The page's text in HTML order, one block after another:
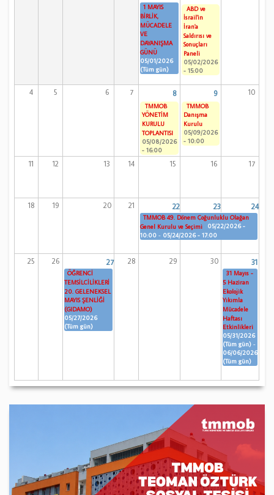
1 MAYIS
BİRLİK,
MÜCADELE
VE
DAYANIŞMA
GÜNÜ
05/01/2026
(Tüm gün)
ABD ve
İsrail'in
İran'a
Saldırısı ve
Sonuçları
Paneli
05/02/2026
- 15:00
4 5 6 7 8 9 10
TMMOB
YÖNETİM
KURULU
TOPLANTISI
05/08/2026
- 16:00
TMMOB
Danışma
Kurulu
05/09/2026
- 10:00
11 12 13 14 15 16 17
18 19 20 21 22 23 24
TMMOB 49. Dönem Çoğunluklu Olağan
Genel Kurulu ve Seçimi
05/22/2026 -
10:00 - 05/24/2026 - 17:00
25 26 27 28 29 30 31
ÖĞRENCİ
TEMSİLCİLİKLERİ
20. GELENEKSEL
MAYIS ŞENLİĞİ
(GIDAMO)
05/27/2026
(Tüm gün)
31 Mayıs -
5 Haziran
Ekolojik
Yıkımla
Mücadele
Haftası
Etkinlikleri
05/31/2026
(Tüm gün) -
06/06/2026
(Tüm gün)